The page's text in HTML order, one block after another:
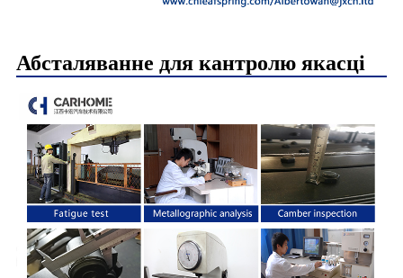
Абсталяванне для кантролю якасці